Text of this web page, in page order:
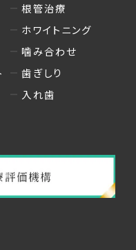
根管治療
ホワイトニング
噛み合わせ
歯ぎしり
入れ歯